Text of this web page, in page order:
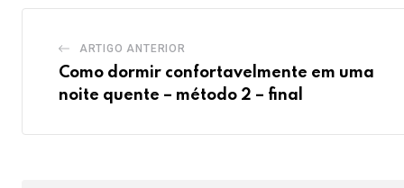
ARTIGO ANTERIOR
Como dormir confortavelmente em uma
noite quente – método 2 – final